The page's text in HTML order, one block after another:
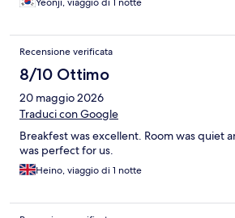
Recensione verificata
8/10 Ottimo
20 maggio 2026
Traduci con Google
Breakfest was excellent. Room was quiet
was perfect for us.
Heino, viaggio di 1 notte